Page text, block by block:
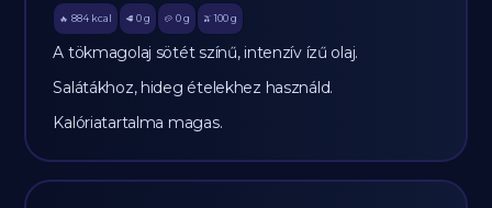
🔥 884 kcal 🥩 0 g 🥔 0g 🫒 100 g
A tökmagolaj sötét színű, intenzív ízű olaj.
Salátákhoz, hideg ételekhez használd.
Kalóriatartalma magas.